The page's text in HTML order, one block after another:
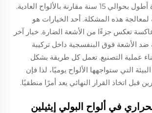
صالحة للعمل لمدة أطول بحوالي 15 سنة مقارنة بالألواح العادية.
هذه المشكلة. أحد الخيارات هو
تعكس جزءًا من الأشعة الضارة. خيار آخر
ضد الأشعة فوق البنفسجية داخل تركيبة
عملية التصنيع. تعمل كل طريقة بشكل
التي ستواجهها الألواح يوميًا، لذا فإن
قبل اتخاذ القرار النهائي يعد أمرًا منطقيًا.
في ألواح البولي إيثيلين